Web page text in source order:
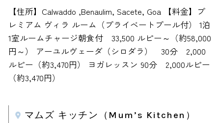
【住所】Calwaddo ,Benaulim, Sacete, Goa 【料金】プ
レミアム ヴィラ ルーム（プライベートプール付） 1泊
1室ルームチャージ朝食付 33,500 ルピー～（約58,000
円～） アーユルヴェーダ（シロダラ） 30分 2,000
ルピー（約3,470円） ヨガレッスン 90分 2,000ルピー
（約3,470円）
マムズ キッチン（Mum’s Kitchen）